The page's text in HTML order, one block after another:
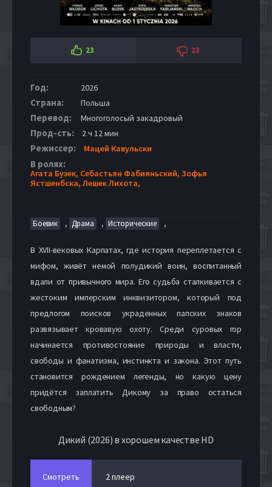
23 23
Год: 2026
Страна: Польша
Перевод: Многоголосый закадровый
Прод-сть: 2 ч 12 мин
Режиссер: Мацей Кавульски
В ролях:
Агата Бузек, Себастьян Фабияньский, Зофья
Ястшенбска,Лешек Лихота,
Боевик , Драма , Исторические ,
В XVII-вековых Карпатах, где история переплетается с
мифом, живёт немой полудикий воин, воспитанный
вдали от привычного мира. Его судьба сталкивается с
жестоким имперским инквизитором, который под
предлогом поисков украденных папских знаков
развязывает кровавую охоту. Среди суровых гор
начинается противостояние природы и власти,
свободы и фанатизма, инстинкта и закона. Этот путь
становится рождением легенды, но какую цену
придётся заплатить Дикому за право остаться
свободным?
Дикий (2026) в хорошем качестве HD
Смотреть 2 плеер